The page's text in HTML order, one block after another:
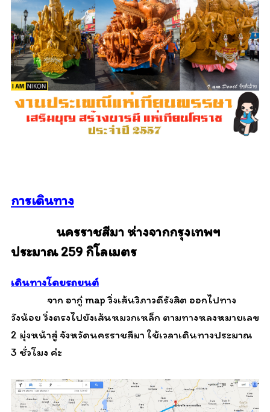
การเดินทาง
นครราชสีมา ห่างจากกรุงเทพฯ
ประมาณ 259 กิโลเมตร
เดินทางโดยรถยนต์
จาก อากู๋ mapวิ่งเส้นวิภาวดีรังสิต ออกไปทาง
วังน้อย วิ่งตรงไปยังเส้นหมวกเหล็ก ตามทางหลงหมายเลข
2 มุ่งหน้าสู่ จังหวัดนครราชสีมา ใช้เวลาเดินทางประมาณ
3 ชั่วโมง ค่ะ